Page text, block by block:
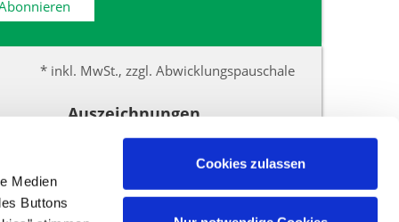
Medien
Buttons
Cookies zulassen
* inkl. MwSt., zzgl. Abwicklungspauschale
Auszeichnungen